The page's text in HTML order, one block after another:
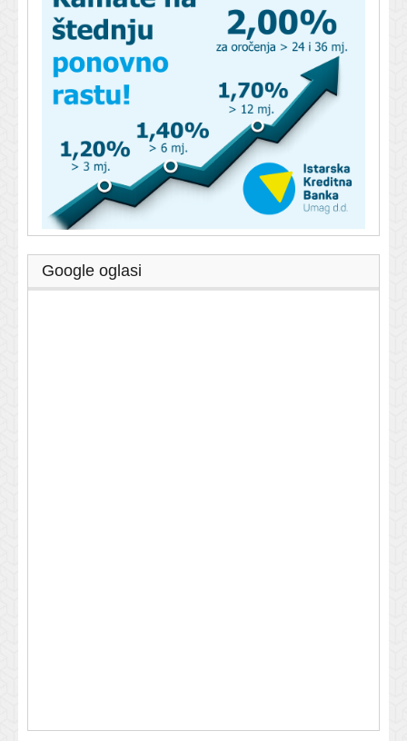
Google oglasi